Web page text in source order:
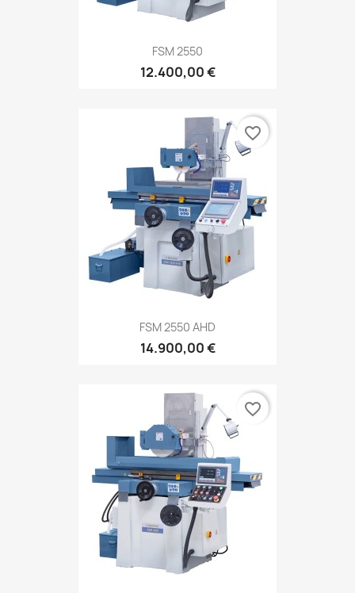
FSM 2550
12.400,00 €
FSM 2550 AHD
14.900,00 €
favorite_border
favorite_border